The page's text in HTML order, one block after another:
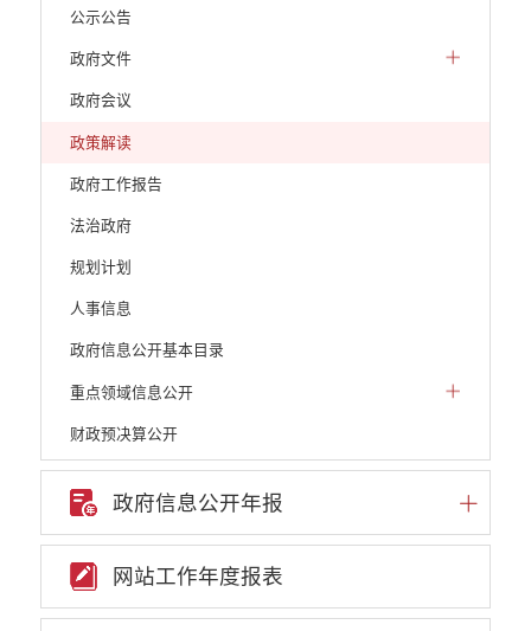
公示公告
政府文件
政府会议
政策解读
政府工作报告
法治政府
规划计划
人事信息
政府信息公开基本目录
重点领域信息公开
财政预决算公开
人大建议和政协提案
机构职能
权责清单
政府信息公开年报
网站工作年度报表